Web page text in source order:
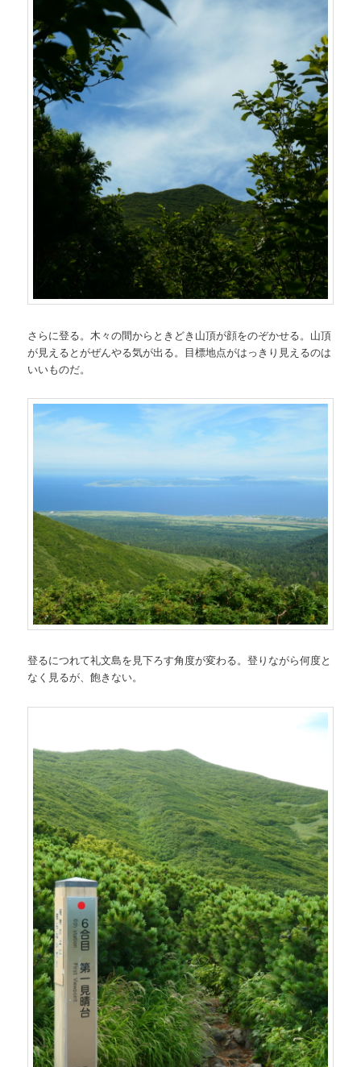
さらに登る。木々の間からときどき山頂が顔をのぞかせる。山頂
が見えるとがぜんやる気が出る。目標地点がはっきり見えるのは
いいものだ。
登るにつれて礼文島を見下ろす角度が変わる。登りながら何度と
なく見るが、飽きない。